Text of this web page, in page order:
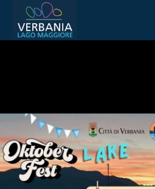
Come raggiungerci
Infopoint Turistico
Meteo
Richiesta informazioni
Sito Istituzionale